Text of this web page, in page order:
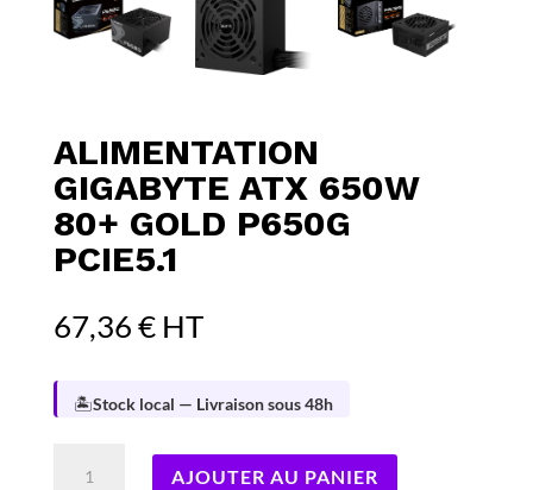
ALIMENTATION
GIGABYTE ATX 650W
80+ GOLD P650G
PCIE5.1
67,36€ HT
🏝️Stock local — Livraison sous 48h
AJOUTER AU PANIER